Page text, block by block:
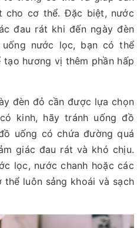
cho cơ thể. Đặc biệt, nước
đau rát khi đến ngày đèn
nước lọc, bạn có thể
hương vị thêm phần hấp
đèn đỏ cần được lựa chọn
kinh, hãy tránh uống đồ
uống có chứa đường quá
giác đau rát và khó chịu.
lọc, nước chanh hoặc các
luôn sảng khoái và sạch